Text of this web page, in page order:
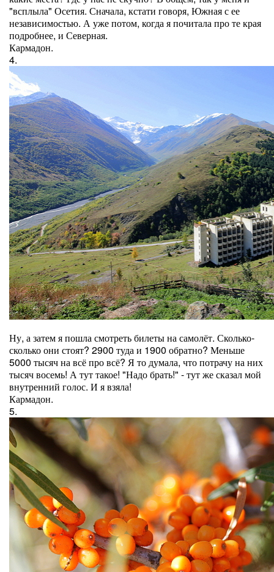
"всплыла" Осетия. Сначала, кстати говоря, Южная с ее
независимостью. А уже потом, когда я почитала про те края
подробнее, и Северная.
Кармадон.
4.
Ну, а затем я пошла смотреть билеты на самолёт. Сколько-
сколько они стоят? 2900 туда и 1900 обратно? Меньше
5000 тысяч на всё про всё? Я то думала, что потрачу на них
тысяч восемь! А тут такое! "Надо брать!" - тут же сказал мой
внутренний голос. И я взяла!
Кармадон.
5.